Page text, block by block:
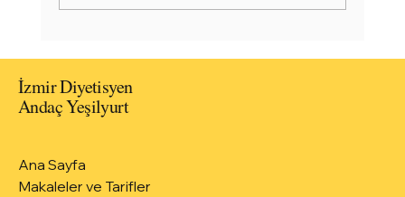
İzmir Diyetisyen
Andaç Yeşilyurt
Ana Sayfa
Makaleler ve Tarifler